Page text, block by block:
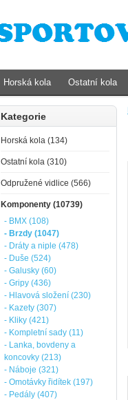
Kategorie
Horská kola (134)
Ostatní kola (310)
Odpružené vidlice (566)
Komponenty (10739)
- BMX (108)
- Brzdy (1047)
- Dráty a niple (478)
- Duše (524)
- Galusky (60)
- Gripy (436)
- Hlavová složení (230)
- Kazety (307)
- Kliky (421)
- Kompletní sady (11)
- Lanka, bovdeny a
koncovky (213)
- Náboje (321)
- Omotávky řidítek (197)
- Pedály (407)
Horská kola Ostatní kola